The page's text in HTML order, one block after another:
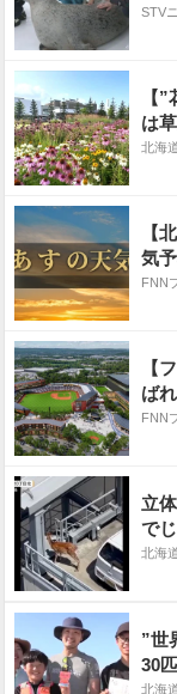
タ
STV
【
は
地
で
北海
【
気
FNN
【
ば
と
見
FNN
立
で
見
北海
”世
30
北海